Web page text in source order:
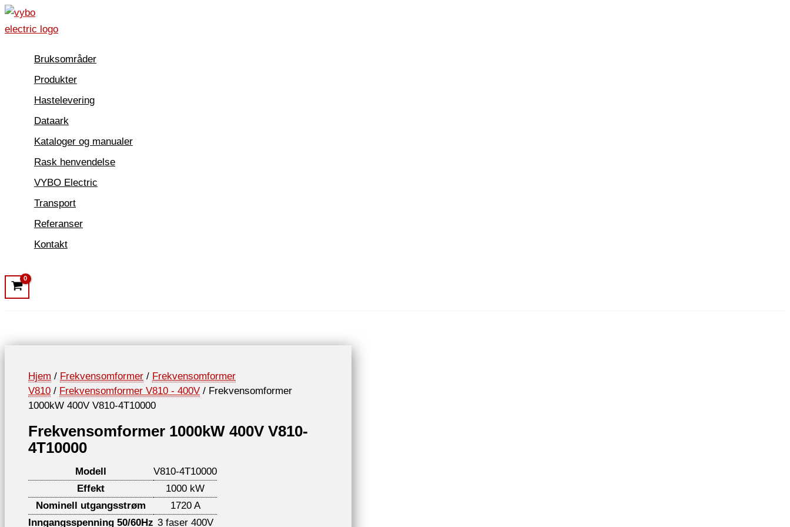
Hopp
rett
innholdetBruksområder
Produkter
Hastelevering
Dataark
Kataloger og manualer
Rask henvendelse
VYBO Electric
Transport
Referanser
Kontakt
Hjem / Frekvensomformer / Frekvensomformer
V810 / Frekvensomformer V810 - 400V / Frekvensomformer
1000kW 400V V810-4T10000
Frekvensomformer 1000kW 400V V810-
4T10000
Modell
V810-4T10000
Effekt
1000 kW
Nominell utgangsstrøm
1720 A
Inngangsspenning 50/60Hz 3 faser 400V